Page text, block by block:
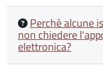
Perchè alcune
non chiedere
elettronica?